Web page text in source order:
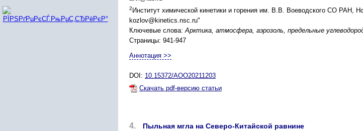
2 Институт химической кинетики и горения им. В.В. Воеводского СО РАН,
kozlov@kinetics.nsc.ru"
Ключевые слова:Арктика, атмосфера, аэрозоль, предельные
Страницы: 941-947
Аннотация >>
DOI: 10.15372/AOO20211203
Скачать pdf-версию статьи
4. Пыльная мгла на Северо-Китайской равнине